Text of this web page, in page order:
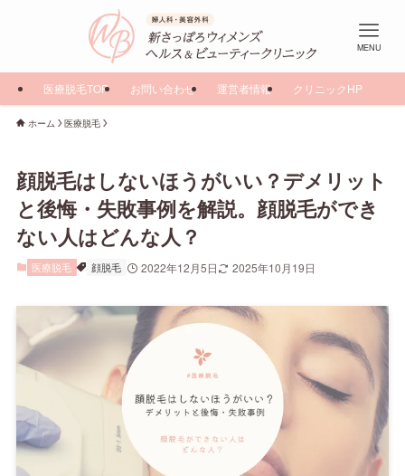
MENU
医療脱毛TOP お問い合わせ 運営者情報 クリニックHP
ホーム 医療脱毛
顔脱毛はしないほうがいい？デメリット
と後悔・失敗事例を解説。顔脱毛ができ
ない人はどんな人？
医療脱毛 顔脱毛 2022年12月5日 2025年10月19日